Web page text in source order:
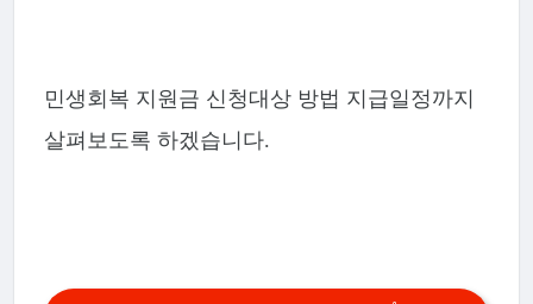
민생회복 지원금 신청대상 방법 지급일정까지
살펴보도록 하겠습니다.